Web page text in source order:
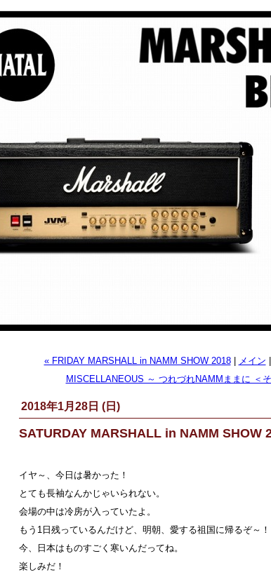
« FRIDAY MARSHALL in NAMM SHOW 2018| メイン
MISCELLANEOUS ～ つれづれNAMMままに ＜
2018年1月28日 (日)
SATURDAY MARSHALL in NAMM SHOW
イヤ～、今日は暑かった！
とても長袖なんかじゃいられない。
会場の中は冷房が入っていたよ。
もう1日残っているんだけど、明朝、愛する祖国に帰るぞ～！
今、日本はものすごく寒いんだってね。
楽しみだ！